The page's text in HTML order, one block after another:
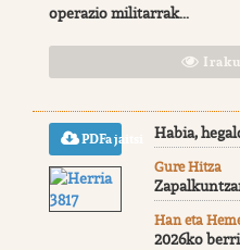
operazio militarrak...
PDFa jaitsi Habia,
Gure Hitza
Han eta
2026ko